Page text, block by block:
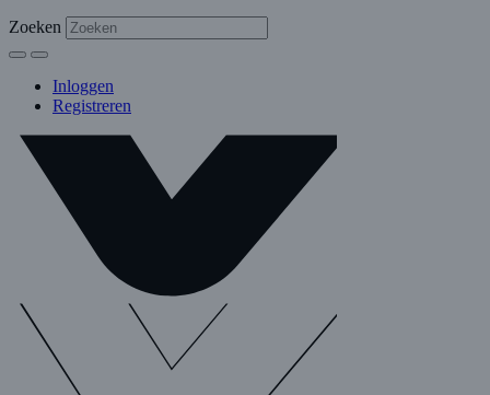
Zoeken
Inloggen
Registreren